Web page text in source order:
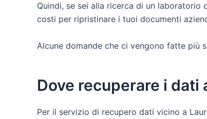
Quindi, se sei alla ricerca di un
costi per ripristinare i tuoi documenti
Alcune domande che ci vengono fatte più
Dove recuperare i dati
Per il servizio di recupero dati vicino a